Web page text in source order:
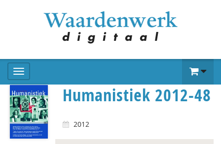
Humanistiek 2012-48
2012